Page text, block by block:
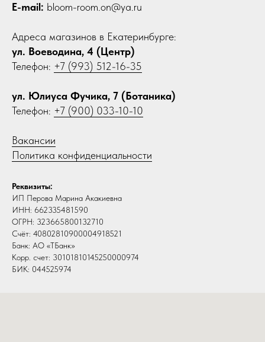
E-mail: bloom-room.on@ya.ru
Адреса магазинов в Екатеринбурге:
ул. Воеводина, 4 (Центр)
Телефон: +7 (993) 512-16-35
ул. Юлиуса Фучика, 7 (Ботаника)
Телефон: +7 (900) 033-10-10
Вакансии
Политика конфиденциальности
Реквизиты:
ИП Перова Марина Акакиевна
ИНН: 662335481590
ОГРН: 323665800132710
Счёт: 40802810900004918521
Банк: АО «ТБанк»
Корр. счет: 30101810145250000974
БИК: 044525974